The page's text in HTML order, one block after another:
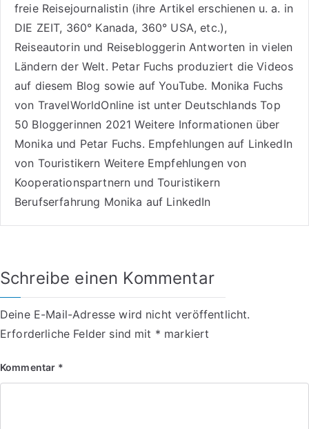
freie Reisejournalistin (ihre Artikel erschienen u. a. in
DIE ZEIT, 360° Kanada, 360° USA, etc.),
Reiseautorinund Reisebloggerin Antworten in vielen
Ländern der Welt. Petar Fuchs produziert die Videos
auf diesem Blog sowie aufYouTube. Monika Fuchs
von TravelWorldOnline ist unter Deutschlands Top
50 Bloggerinnen 2021 Weitere Informationen über
Monika und Petar Fuchs. Empfehlungen auf LinkedIn
von Touristikern Weitere Empfehlungen von
Kooperationspartnern und Touristikern
Berufserfahrung Monika auf LinkedIn
Schreibe einen Kommentar
Deine E-Mail-Adresse wird nicht veröffentlicht.
Erforderliche Felder sind mit * markiert
Kommentar *